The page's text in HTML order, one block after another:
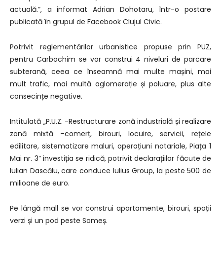
actuală.”, a informat Adrian Dohotaru, într-o postare
publicată în grupul de Facebook Clujul Civic.
Potrivit reglementărilor urbanistice propuse prin PUZ,
pentru Carbochim se vor construi 4 niveluri de parcare
subterană, ceea ce înseamnă mai multe mașini, mai
mult trafic, mai multă aglomerație și poluare, plus alte
consecințe negative.
Intitulată „P.U.Z. -Restructurare zonă industrială și realizare
zonă mixtă –comerț, birouri, locuire, servicii, rețele
edilitare, sistematizare maluri, operațiuni notariale, Piața 1
Mai nr. 3” investiția se ridică, potrivit declarațiilor făcute de
Iulian Dascălu, care conduce Iulius Group, la peste 500 de
milioane de euro.
Pe lângă mall se vor construi apartamente, birouri, spații
verzi și un pod peste Someș.